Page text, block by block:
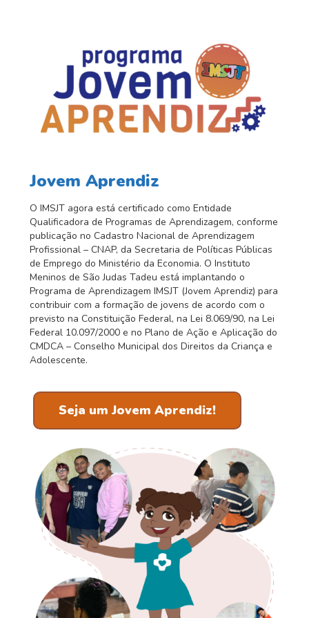
Jovem Aprendiz
O IMSJT agora está certificado como Entidade
Qualificadora de Programas de Aprendizagem, conforme
publicação no Cadastro Nacional de Aprendizagem
Profissional – CNAP, da Secretaria de Políticas Públicas
de Emprego do Ministério da Economia. O Instituto
Meninos de São Judas Tadeu está implantando o
Programa de Aprendizagem IMSJT (Jovem Aprendiz) para
contribuir com a formação de jovens de acordo com o
previsto na Constituição Federal, na Lei 8.069/90, na Lei
Federal 10.097/2000 e no Plano de Ação e Aplicação do
CMDCA – Conselho Municipal dos Direitos da Criança e
Adolescente.
Seja um Jovem Aprendiz!